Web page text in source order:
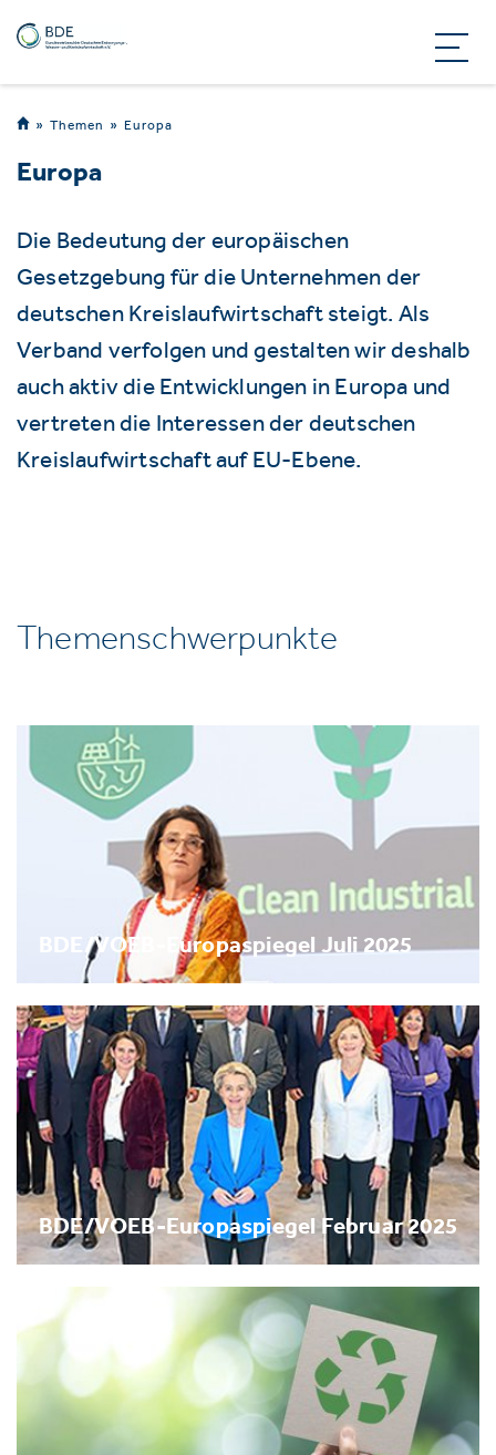
Themen Europa
Europa
Die Bedeutung der europäischen
Gesetzgebung für die Unternehmen der
deutschen Kreislaufwirtschaft steigt. Als
Verband verfolgen und gestalten wir deshalb
auch aktiv die Entwicklungen in Europa und
vertreten die Interessen der deutschen
Kreislaufwirtschaft auf EU-Ebene.
Themenschwerpunkte
BDE/VOEB-Europaspiegel Juli 2025
BDE/VOEB-Europaspiegel Februar 2025